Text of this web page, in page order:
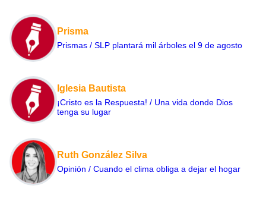
Prisma
Prismas / SLP plantará mil árboles el 9 de agosto
Iglesia Bautista
¡Cristo es la Respuesta! / Una vida donde Dios
tenga su lugar
Ruth González Silva
Opinión / Cuando el clima obliga a dejar el hogar